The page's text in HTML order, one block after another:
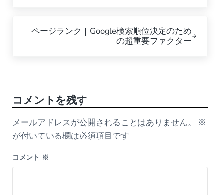
ページランク｜Google検索順位決定のため
の超重要ファクター
コメントを残す
メールアドレスが公開されることはありません。
※
が付いている欄は必須項目です
コメント ※